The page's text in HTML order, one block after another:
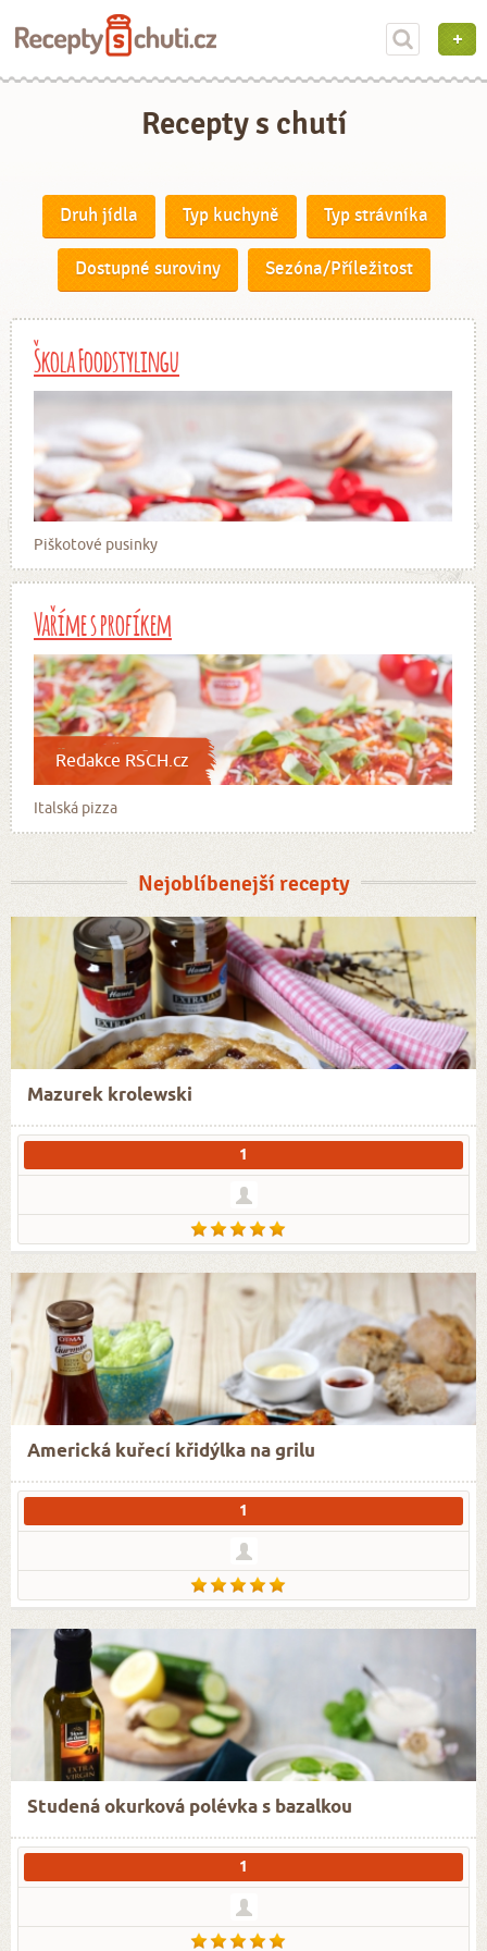
Recepty s chutí
Druh jídla Typ kuchyně Typ strávníka
Dostupné suroviny Sezóna/Příležitost
Škola Foodstylingu
Piškotové pusinky
Vaříme s profíkem
Redakce RSCH.cz
Italská pizza
Nejoblíbenejší recepty
Mazurek krolewski
1
Americká kuřecí křidýlka na grilu
1
Studená okurková polévka s bazalkou
1